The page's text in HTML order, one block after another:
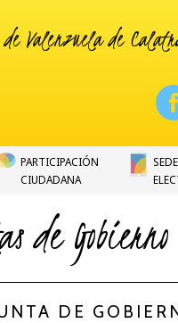
de Valenzuela de
PARTICIPACIÓN
CIUDADANA
SEDE
de Gobierno
DE